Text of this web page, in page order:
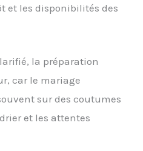
et les disponibilités des
la préparation
car le mariage
sur des coutumes
et les attentes